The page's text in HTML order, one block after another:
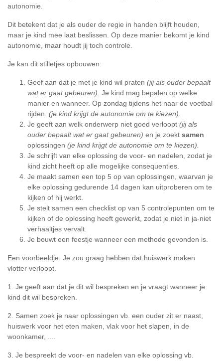
autonomie.
Dit betekent dat je als ouder de regie in handen blijft houden,
maar je kind mee laat beslissen. Op deze manier bekomt je kind
autonomie, maar houdt jij toch controle.
Je kan dit stilletjes opbouwen:
Geef aan dat je met je kind wil praten (jij als ouder bepaalt
wat er gaat gebeuren) . Je kind mag bepalen op welke
manier en wanneer. Op zondag tijdens het naar de voetbal
rijden. (je kind krijgt de autonomie om te kiezen).
Je geeft aan welk onderwerp niet goed verloopt (jij als
ouder bepaalt wat er gaat gebeuren) en je zoekt samen
oplossingen (je kind krijgt de autonomie om te kiezen).
Je schrijft van elke oplossing de voor- en nadelen, zodat je
kind zicht heeft op alle mogelijke consequenties.
Je maakt samen een top 5 op van oplossingen, waarvan je
elke oplossing gedurende 14 dagen kan uitproberen om te
kijken of hij werkt.
Je stelt samen een checklist op van 5 controlepunten om te
kijken of de oplossing heeft gewerkt, zodat je niet in ja-niet
verhaaltjes vervalt.
Je bouwt een feestje wanneer een methode gevonden is.
Een voorbeeldje. Je zou graag hebben dat huiswerk maken
vlotter verloopt.
1. Je geeft aan dat je dit wil bespreken en je vraagt wanneer je
kind dit wil bespreken.
2. Samen zoek je naar oplossingen vb. een ouder zit er naast,
huiswerk voor het eten maken, vlak voor het slapen, in de
woonkamer, ....
3. Je bespreekt de voor- en nadelen van elke oplossing vb.